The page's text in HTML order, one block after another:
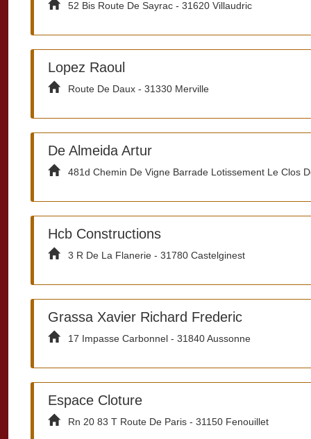
52 Bis Route De Sayrac - 31620 Villaudric
Lopez Raoul
Route De Daux - 31330 Merville
De Almeida Artur
481d Chemin De Vigne Barrade Lotissement Le Clos
Hcb Constructions
3 R De La Flanerie - 31780 Castelginest
Grassa Xavier Richard Frederic
17 Impasse Carbonnel - 31840 Aussonne
Espace Cloture
Rn 20 83 T Route De Paris - 31150 Fenouillet